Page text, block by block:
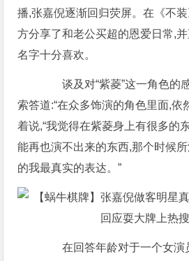
播,张嘉倪逐渐回归荧屏。在《不
方分享了和老公买超的恩爱日常,并
名字十分喜欢。
谈及对“紫菱”这一角色的
索答道:“在众多饰演的角色里面,依
着说,“我觉得在紫菱身上有很多的
能再也演不出来的东西,那个时候
的我最真实的表达。”
在回答年龄对于一个女演